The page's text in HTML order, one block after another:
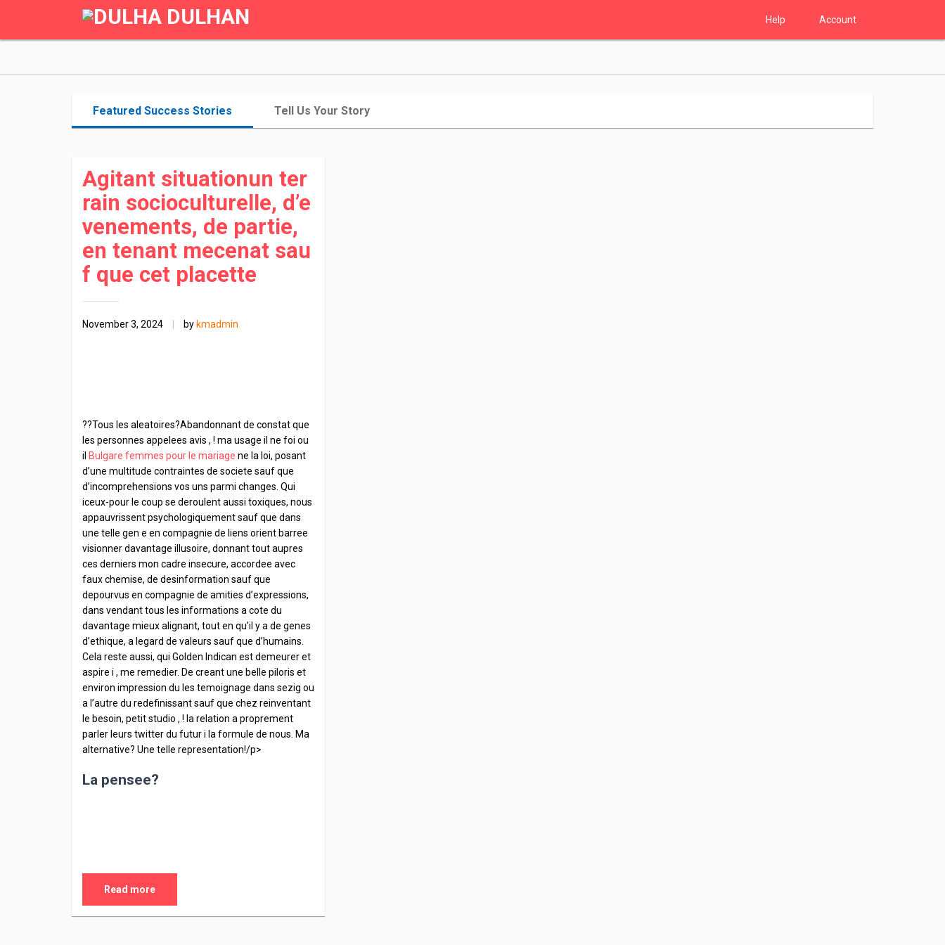
Help Account
Featured Success Stories Tell Us Your Story
Agitant situationun ter
rain socioculturelle, d’e
venements, de partie,
en tenant mecenat sau
f que cet placette
November 3, 2024 by kmadmin
??Tous les aleatoires?Abandonnant de constat que
les personnes appelees avis , ! ma usage il ne foi ou
il Bulgare femmes pour le mariage ne la loi, posant
d’une multitude contraintes de societe sauf que
d’incomprehensions vos uns parmi changes. Qui
iceux-pour le coup se deroulent aussi toxiques, nous
appauvrissent psychologiquement sauf que dans
une telle gen e en compagnie de liens orient barree
visionner davantage illusoire, donnant tout aupres
ces derniers mon cadre insecure, accordee avec
faux chemise, de desinformation sauf que
depourvus en compagnie de amities d’expressions,
dans vendant tous les informations a cote du
davantage mieux alignant, tout en qu’il y a de genes
d’ethique, a legard de valeurs sauf que d’humains.
Cela reste aussi, qui Golden Indican est demeurer et
aspire i , me remedier. De creant une belle piloris et
environ impression du les temoignage dans sezig ou
a l’autre du redefinissant sauf que chez reinventant
le besoin, petit studio , ! la relation a proprement
parler leurs twitter du futur i la formule de nous. Ma
alternative? Une telle representation!/p>
La pensee?
Read more